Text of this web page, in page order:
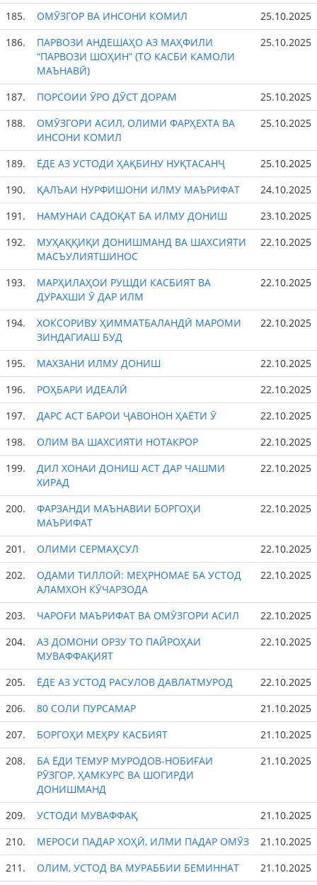
185. ОМӮЗГОР ВА ИНСОНИ КОМИЛ
25.10.2025
186.
ПАРВОЗИ АНДЕШАҲО АЗ МАҲФИЛИ
“ПАРВОЗИ ШОҲИН” (ТО КАСБИ КАМОЛИ
МАЪНАВӢ)
25.10.2025
187. ПОРСОИИ ӮРО ДӮСТ ДОРАМ
25.10.2025
188.
ОМӮЗГОРИ АСИЛ, ОЛИМИ ФАРҲЕХТА ВА
ИНСОНИ КОМИЛ
25.10.2025
189. ЁДЕ АЗ УСТОДИ ҲАҚБИНУ НУҚТАСАНҶ
25.10.2025
190.
ҚАЛЪАИ НУРФИШОНИ ИЛМУ МАЪРИФАТ
24.10.2025
191.
НАМУНАИ САДОҚАТ БА ИЛМУ ДОНИШ
23.10.2025
192.
МУҲАҚҚИҚИ ДОНИШМАНД ВА ШАХСИЯТИ
МАСЪУЛИЯТШИНОС
22.10.2025
193.
МАРҲИЛАҲОИ РУШДИ КАСБИЯТ ВА
ДУРАХШИ Ӯ ДАР ИЛМ
22.10.2025
194.
ХОКСОРИВУ ҲИММАТБАЛАНДӢ МАРОМИ
ЗИНДАГИАШ БУД
22.10.2025
195. МАХЗАНИ ИЛМУ ДОНИШ
22.10.2025
196.
РОҲБАРИ ИДЕАЛӢ
22.10.2025
197.
ДАРС АСТ БАРОИ ҶАВОНОН ҲАЁТИ Ӯ
22.10.2025
198.
ОЛИМ ВА ШАХСИЯТИ НОТАКРОР
22.10.2025
199.
ДИЛ ХОНАИ ДОНИШ АСТ ДАР ЧАШМИ
ХИРАД
22.10.2025
200.
ФАРЗАНДИ МАЪНАВИИ БОРГОҲИ
МАЪРИФАТ
22.10.2025
201. ОЛИМИ СЕРМАҲСУЛ
22.10.2025
202.
ОДАМИ ТИЛЛОӢ: МЕҲРНОМАЕ БА УСТОД
АЛАМХОН КӮЧАРЗОДА
22.10.2025
203. ЧАРОҒИ МАЪРИФАТ ВА ОМӮЗГОРИ АСИЛ
22.10.2025
204.
АЗ ДОМОНИ ОРЗУ ТО ПАЙРОҲАИ
МУВАФФАҚИЯТ
22.10.2025
205. ЁДЕ АЗ УСТОД РАСУЛОВ ДАВЛАТМУРОД
22.10.2025
206.
80 СОЛИ ПУРСАМАР
21.10.2025
207.
БОРГОҲИ МЕҲРУ КАСБИЯТ
21.10.2025
208.
БА ЁДИ ТЕМУР МУРОДОВ-НОБИҒАИ
РӮЗГОР, ҲАМКУРС ВА ШОГИРДИ
ДОНИШМАНД
21.10.2025
209. УСТОДИ МУВАФФАҚ
21.10.2025
210.
МЕРОСИ ПАДАР ХОҲӢ, ИЛМИ ПАДАР ОМӮЗ
21.10.2025
211.
ОЛИМ, УСТОД ВА МУРАББИИ БЕМИННАТ
21.10.2025